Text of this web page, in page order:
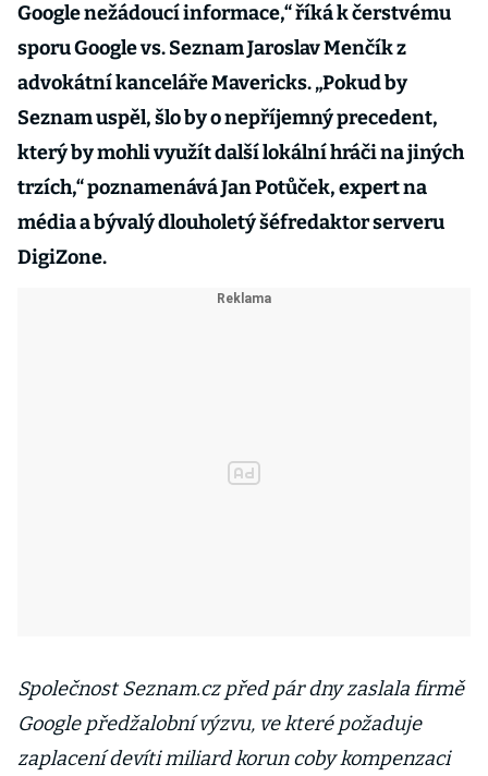
Google nežádoucí informace,“ říká k čerstvému
sporu Google vs. Seznam Jaroslav Menčík z
advokátní kanceláře Mavericks. „Pokud by
Seznam uspěl, šlo by o nepříjemný precedent,
který by mohli využít další lokální hráči na jiných
trzích,“ poznamenává Jan Potůček, expert na
média a bývalý dlouholetý šéfredaktor serveru
DigiZone.
Společnost Seznam.cz před pár dny zaslala firmě
Google předžalobní výzvu, ve které požaduje
zaplacení devíti miliard korun coby kompenzaci